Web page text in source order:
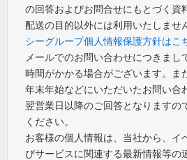
の回答およびお問合せにもとづく資
配送の目的以外には利用いたしませ
シーグループ個人情報保護方針はこ
メールでのお問い合わせにつきまし
時間がかかる場合がございます。ま
年末年始などにいただいたお問い合
翌営業日以降のご回答となりますの
ください。
お客様の個人情報は、当社から、イ
びサービスに関連する最新情報等の